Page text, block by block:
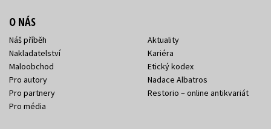
O NÁS
Náš příběh
Nakladatelství
Maloobchod
Pro autory
Pro partnery
Pro média
Aktuality
Kariéra
Etický kodex
Nadace Albatros
Restorio – online antikvariát